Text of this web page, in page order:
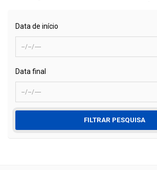
Data de início
Data final
FILTRAR PESQUISA